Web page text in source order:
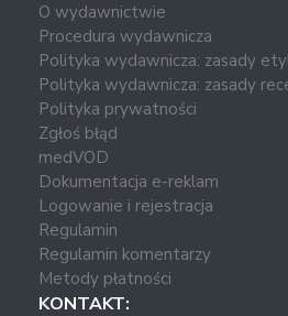
O wydawnictwie
Procedura wydawnicza
Polityka wydawnicza: zasady
Polityka wydawnicza: zasady
Polityka prywatności
Zgłoś błąd
medVOD
Dokumentacja e-reklam
Logowanie i rejestracja
Regulamin
Regulamin komentarzy
Metody płatności
KONTAKT: